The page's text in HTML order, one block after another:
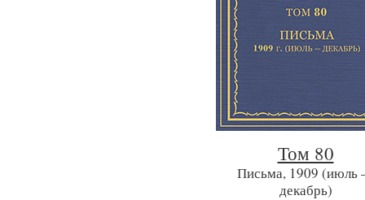
Том 80
Письма, 1909
декабрь)